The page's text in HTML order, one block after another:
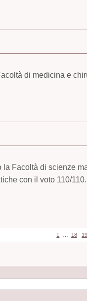
di medicina e
Facoltà di scienze
con il voto 110/
1 18